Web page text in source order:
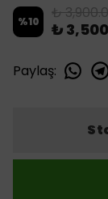
%10 ₺
₺
Paylaş: